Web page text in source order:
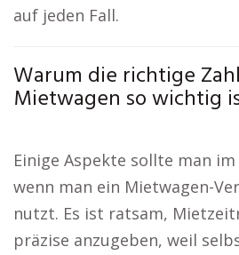
auf jeden Fall.
Warum die richtige
Mietwagen so wichtig
Einige Aspekte sollte man
wenn man ein Mietwagen-
nutzt. Es ist ratsam,
präzise anzugeben, weil